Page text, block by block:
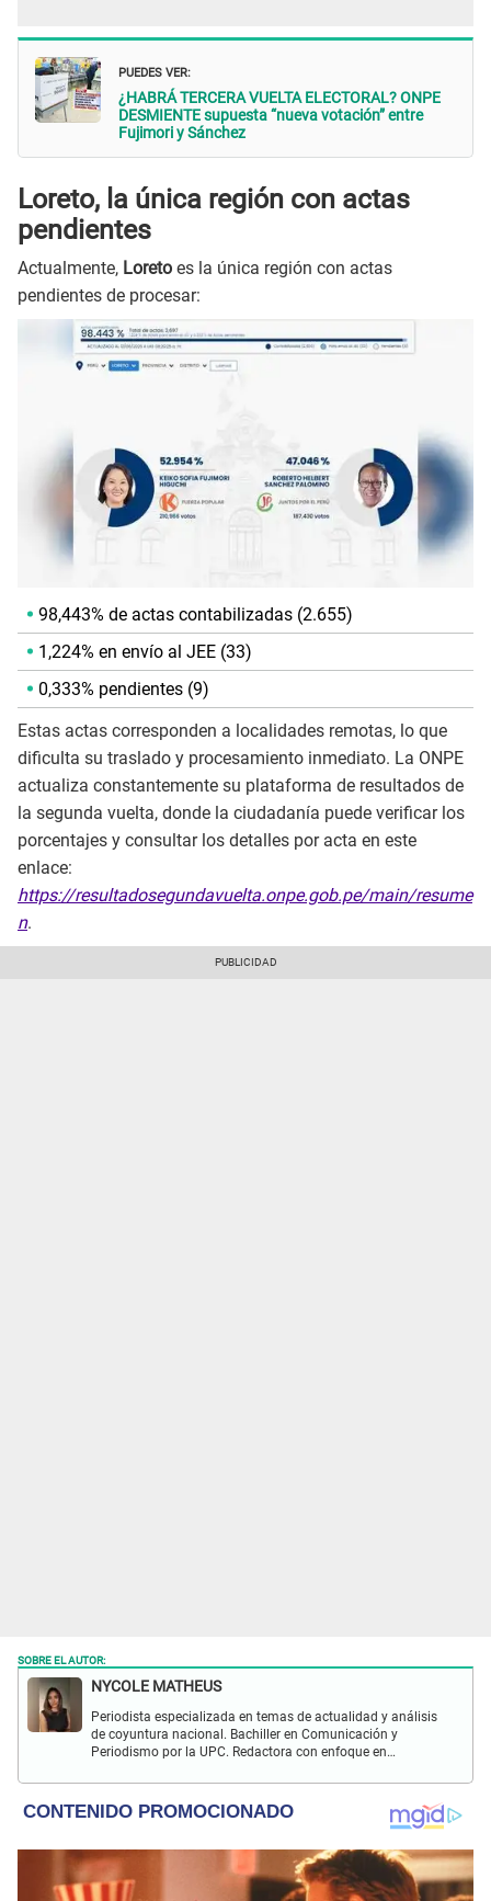
PUEDES VER:
¿HABRÁ TERCERA VUELTA ELECTORAL? ONPE
DESMIENTE supuesta “nueva votación” entre
Fujimori y Sánchez
Loreto, la única región con actas
pendientes
Actualmente, Loreto es la única región con actas
pendientes de procesar:
98,443% de actas contabilizadas (2.655)
1,224% en envío al JEE (33)
0,333% pendientes (9)
Estas actas corresponden a localidades remotas, lo que
dificulta su traslado y procesamiento inmediato. La ONPE
actualiza constantemente su plataforma de resultados de
la segunda vuelta, donde la ciudadanía puede verificar los
porcentajes y consultar los detalles por acta en este
enlace:
https://resultadosegundavuelta.onpe.gob.pe/main/resume
n.
SOBRE EL AUTOR:
NYCOLE MATHEUS
Periodista especializada en temas de actualidad y análisis
de coyuntura nacional. Bachiller en Comunicación y
Periodismo por la UPC. Redactora con enfoque en
revista Wapa.